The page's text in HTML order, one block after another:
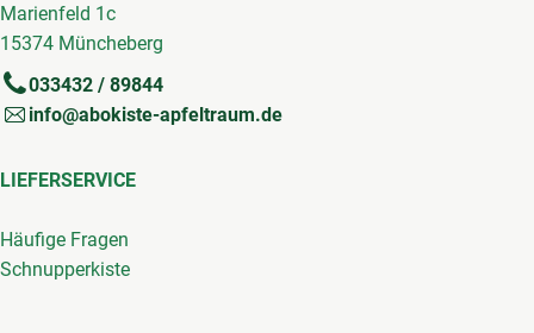
Marienfeld 1c
15374 Müncheberg
033432 / 89844
info@abokiste-apfeltraum.de
LIEFERSERVICE
Häufige Fragen
Schnupperkiste